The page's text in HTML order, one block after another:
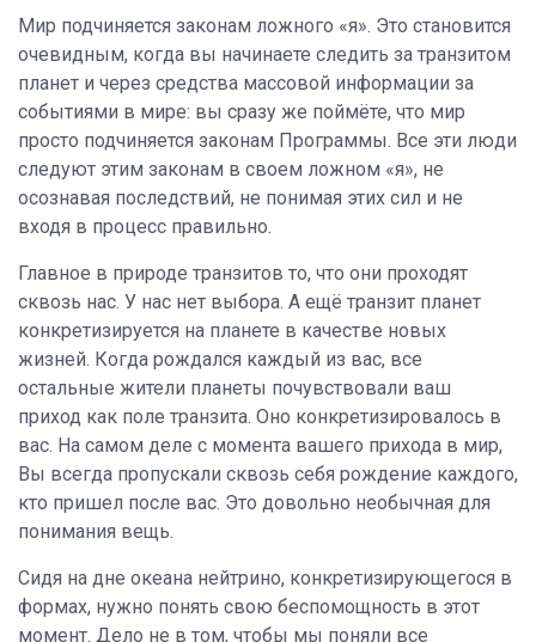
Мир подчиняется законам ложного «я». Это становится
очевидным, когда вы начинаете следить за транзитом
планет и через средства массовой информации за
событиями в мире: вы сразу же поймёте, что мир
просто подчиняется законам Программы. Все эти люди
следуют этим законам в своем ложном «я», не
осознавая последствий, не понимая этих сил и не
входя в процесс правильно.
Главное в природе транзитов то, что они проходят
сквозь нас. У нас нет выбора. А ещё транзит планет
конкретизируется на планете в качестве новых
жизней. Когда рождался каждый из вас, все
остальные жители планеты почувствовали ваш
приход как поле транзита. Оно конкретизировалось в
вас. На самом деле с момента вашего прихода в мир,
Вы всегда пропускали сквозь себя рождение каждого,
кто пришел после вас. Это довольно необычная для
понимания вещь.
Сидя на дне океана нейтрино, конкретизирующегося в
формах, нужно понять свою беспомощность в этот
момент. Дело не в том, чтобы мы поняли все